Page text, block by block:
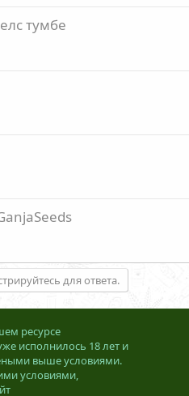
тумбе
для ответа.
ресурсе
исполнилось 18 лет и
выше условиями.
условиями,